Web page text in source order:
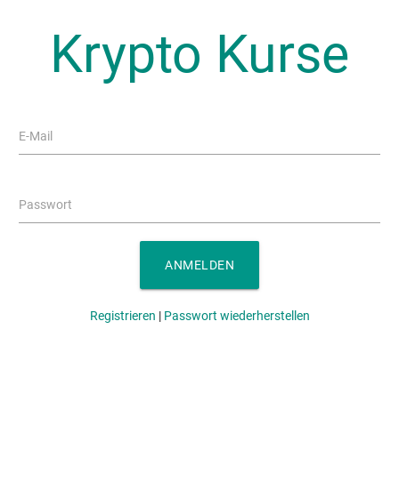
Krypto Kurse
E-Mail
Passwort
ANMELDEN
Registrieren | Passwort wiederherstellen